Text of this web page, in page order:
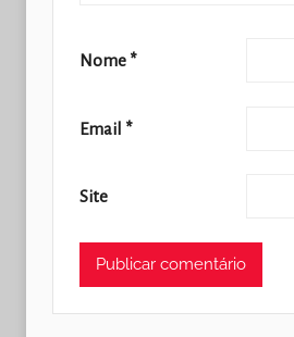
Nome *
Email *
Site